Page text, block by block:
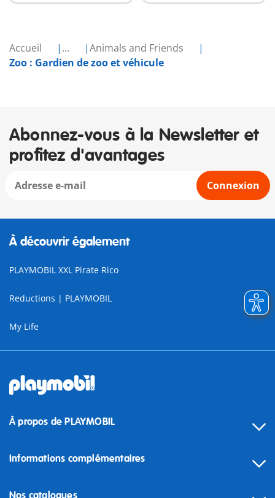
Accueil ...
Animals and Friends
Zoo : Gardien de zoo et véhicule
Abonnez-vous à la Newsletter et
profitez d'avantages
Connexion
À découvrir également
PLAYMOBIL XXL Pirate Rico
Reductions | PLAYMOBIL
My Life
À propos de PLAYMOBIL
Informations complémentaires